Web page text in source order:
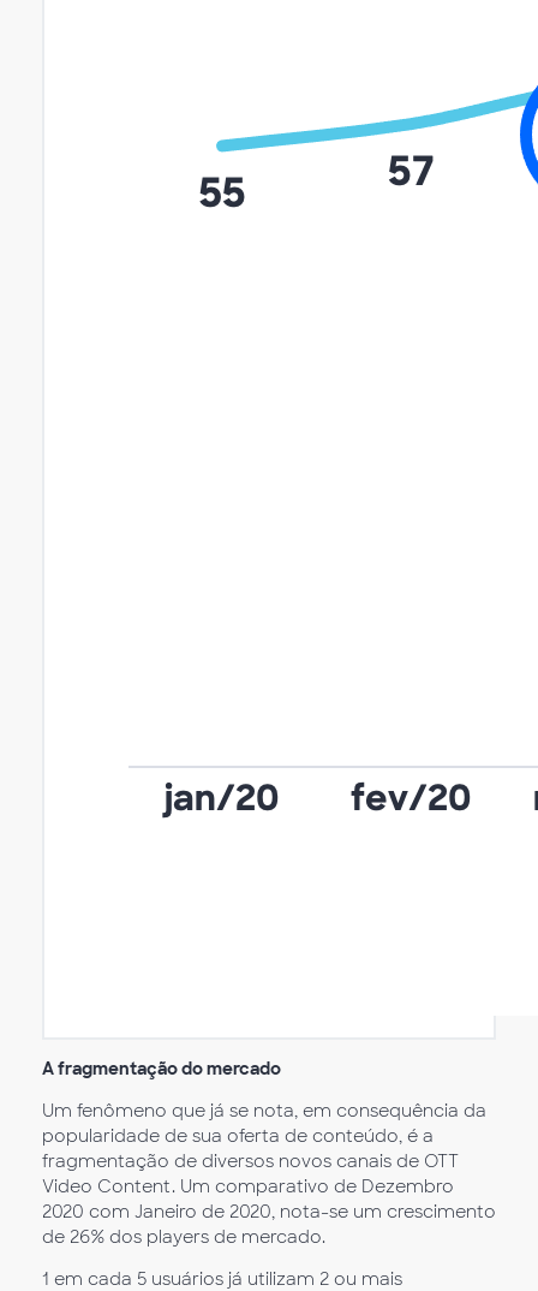
A fragmentação do mercado
Um fenômeno que já se nota, em consequência da
popularidade de sua oferta de conteúdo, é a
fragmentação de diversos novos canais de OTT
Video Content. Um comparativo de Dezembro
2020 com Janeiro de 2020, nota-se um crescimento
de 26% dos players de mercado.
1 em cada 5 usuários já utilizam 2 ou mais